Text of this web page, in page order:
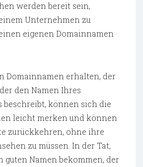
werden bereit sein,
Unternehmen zu
eigenen Domainnamen
Domainnamen erhalten, der
den Namen Ihres
beschreibt, können sich die
leicht merken und können
zurückkehren, ohne ihre
zu müssen. In der Tat,
guten Namen bekommen, der